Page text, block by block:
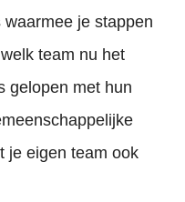
je stappen
team nu het
gelopen met hun
je eigen team ook